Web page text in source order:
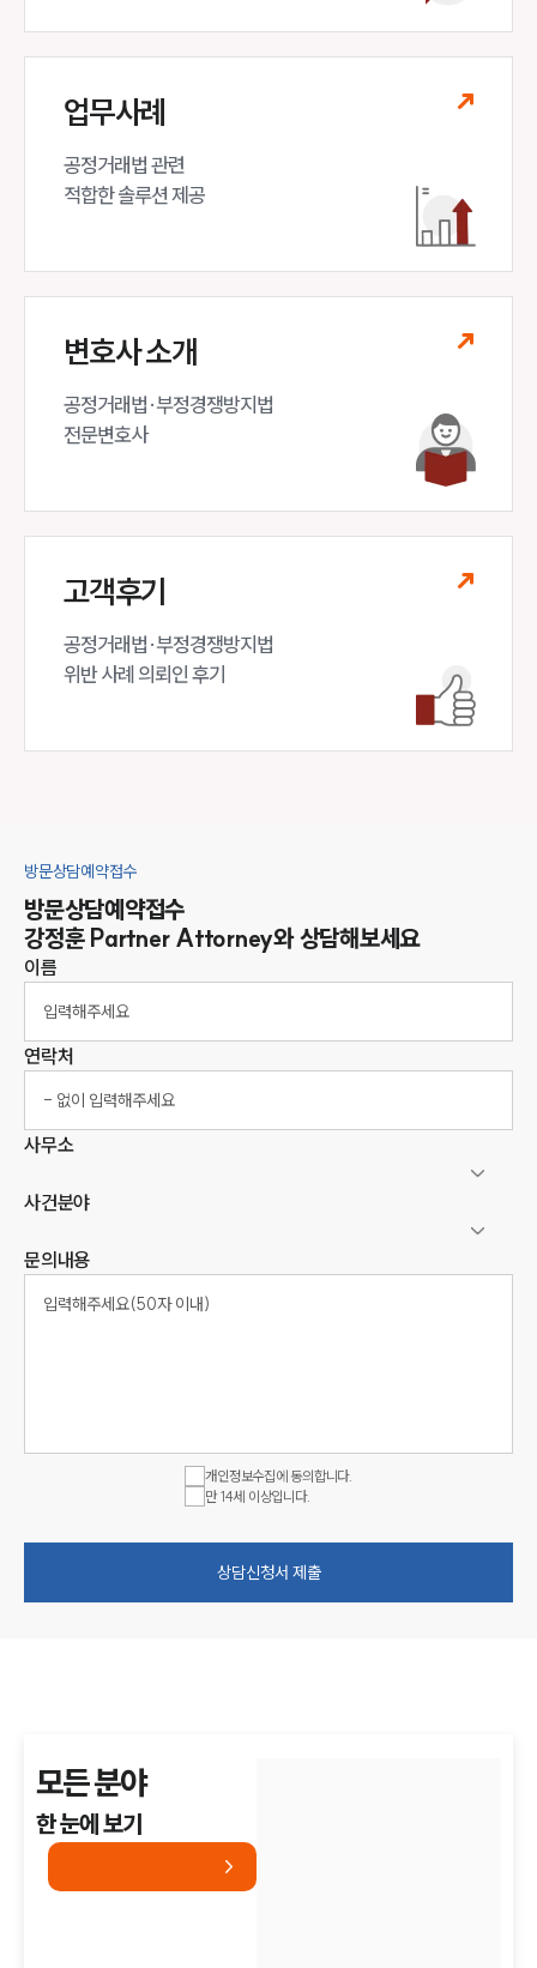
업무분야
소식/자료
법률 블로그
업무사례
공정거래법 관련
적합한 솔루션 제공
변호사 소개
공정거래법·부정경쟁방지법
전문변호사
고객후기
공정거래법·부정경쟁방지법
위반 사례 의뢰인 후기
방문상담예약접수
방문상담예약접수
강정훈 Partner Attorney와 상담해보세요
이름
연락처
사무소
사건분야
문의내용
개인정보수집에 동의합니다.
만 14세 이상입니다.
상담신청서 제출
모든 분야
한 눈에 보기